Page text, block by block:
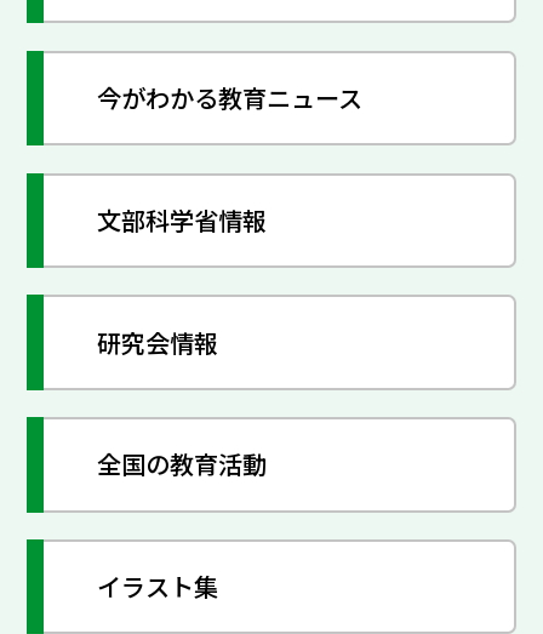
今がわかる教育ニュース
文部科学省情報
研究会情報
全国の教育活動
イラスト集